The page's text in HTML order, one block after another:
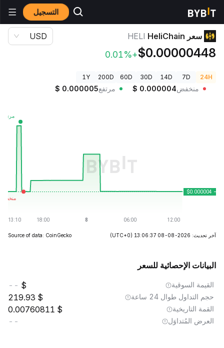
التسجيل أسعار العملات الرقمية
سعر HeliChain HELI
$0.00000448
+0.01%
USD
24H
7D
14D
30D
60D
200D
1Y
منخفض $ 0.000004 مرتفع $ 0.000005
آخر تحديث: 2026-08-08 13:06:37 (UTC+0)
Source of data: CoinGecko
البيانات الإحصائية للسعر
القيمة السوقية --
حجم التداول طوال 24 ساعة 219.93
القمة التاريخية 0.00760811
العرض المُتداوَل --